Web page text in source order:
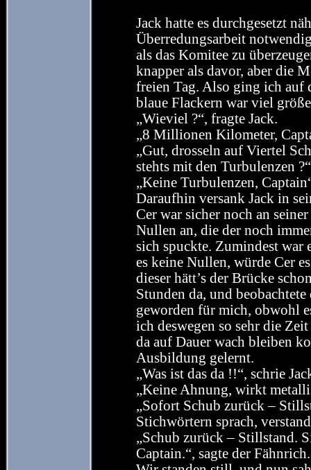
Jack hatte es durchgesetzt
Überredungsarbeit
als das Komitee zu
knapper als davor, aber die
freien Tag. Also ging ich auf
blaue Flackern war viel
„Wieviel ?“, fragte Jack.
„8 Millionen Kilometer,
„Gut, drosseln auf Viertel
stehts mit den Turbulenzen
„Keine Turbulenzen,
Daraufhin versank Jack in
Cer war sicher noch an
Nullen an, die der noch
sich spuckte. Zumindest war
es keine Nullen, würde Cer
dieser hätt’s der Brücke
Stunden da, und
geworden für mich, obwohl
ich deswegen so sehr die
da auf Dauer wach bleiben
Ausbildung gelernt.
„Was ist das da !!“, schrie
„Keine Ahnung, wirkt
„Sofort Schub zurück –
Stichwörtern sprach,
„Schub zurück – Stillstand.
Captain.“, sagte der Fähnrich.